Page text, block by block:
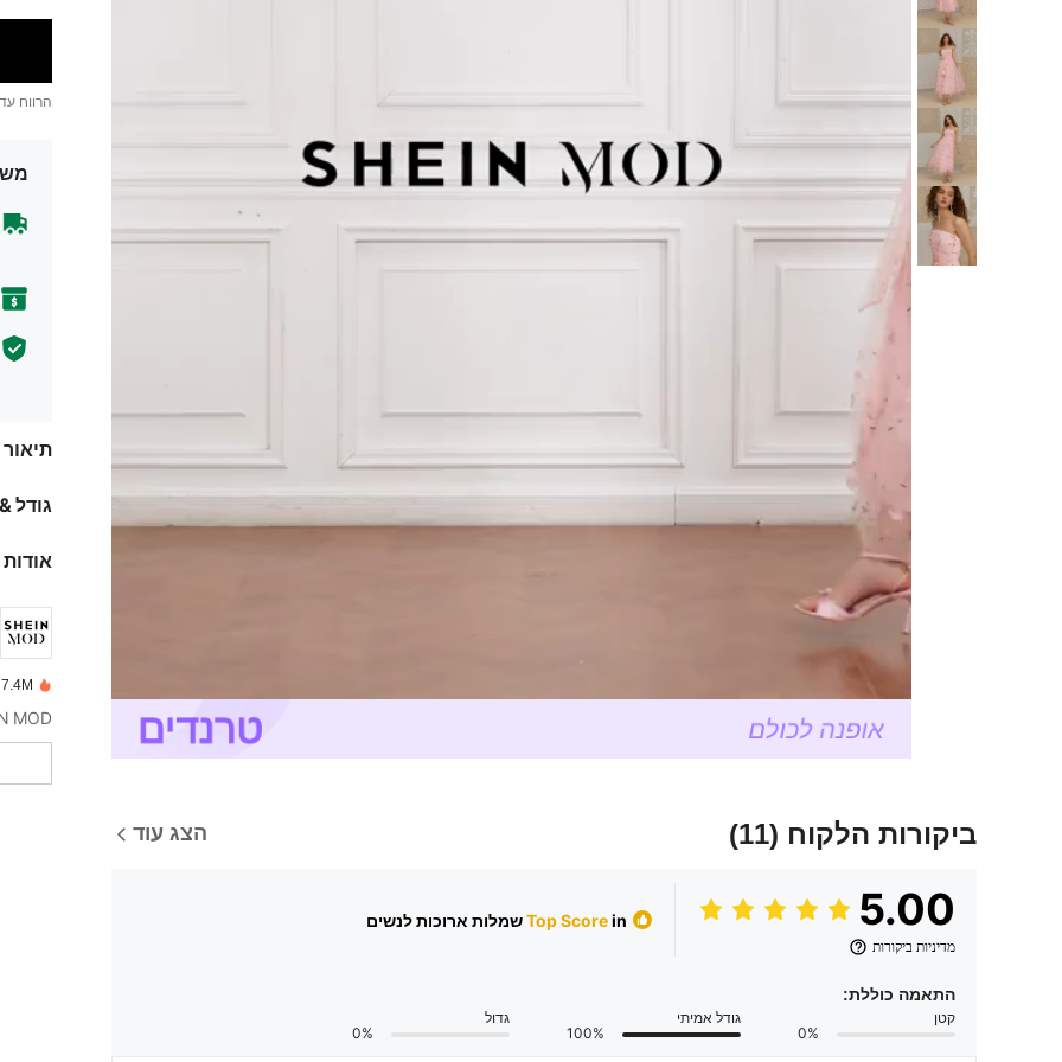
ביקורות הלקוח (11) הצג עוד
5.00
מדיניות ביקורות
Top Scorein שמלות ארוכות לנשים
התאמה כוללת:
קטן
0%
גודל אמיתי
100%
גדול
0%
הרווח עד
תיאור
גודל
7.4M נמכרו לאחרונה